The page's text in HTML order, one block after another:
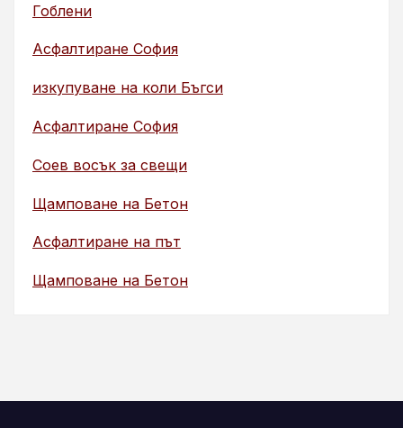
Гоблени
Асфалтиране София
изкупуване на коли Бъгси
Асфалтиране София
Соев восък за свещи
Щамповане на Бетон
Асфалтиране на път
Щамповане на Бетон